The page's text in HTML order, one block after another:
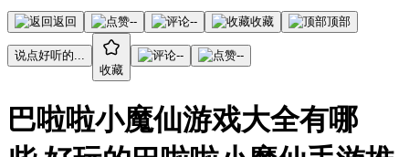
返回 -- -- 收藏 顶部
说点好听的...
收藏
-- --
巴啦啦小魔仙游戏大全有哪